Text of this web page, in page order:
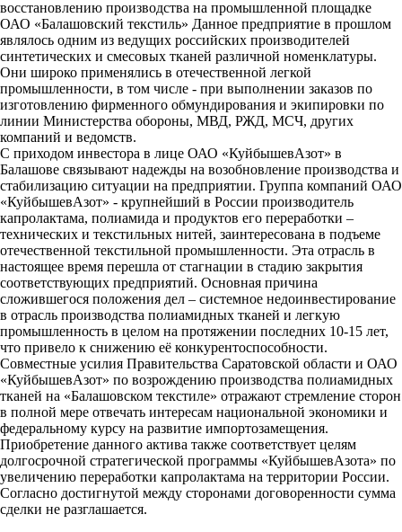
восстановлению производства на промышленной площадке
ОАО «Балашовский текстиль» Данное предприятие в прошлом
являлось одним из ведущих российских производителей
синтетических и смесовых тканей различной номенклатуры.
Они широко применялись в отечественной легкой
промышленности, в том числе - при выполнении заказов по
изготовлению фирменного обмундирования и экипировки по
линии Министерства обороны, МВД, РЖД, МСЧ, других
компаний и ведомств.
С приходом инвестора в лице ОАО «КуйбышевАзот» в
Балашове связывают надежды на возобновление производства и
стабилизацию ситуации на предприятии. Группа компаний ОАО
«КуйбышевАзот» - крупнейший в России производитель
капролактама, полиамида и продуктов его переработки –
технических и текстильных нитей, заинтересована в подъеме
отечественной текстильной промышленности. Эта отрасль в
настоящее время перешла от стагнации в стадию закрытия
соответствующих предприятий. Основная причина
сложившегося положения дел – системное недоинвестирование
в отрасль производства полиамидных тканей и легкую
промышленность в целом на протяжении последних 10-15 лет,
что привело к снижению её конкурентоспособности.
Совместные усилия Правительства Саратовской области и ОАО
«КуйбышевАзот» по возрождению производства полиамидных
тканей на «Балашовском текстиле» отражают стремление сторон
в полной мере отвечать интересам национальной экономики и
федеральному курсу на развитие импортозамещения.
Приобретение данного актива также соответствует целям
долгосрочной стратегической программы «КуйбышевАзота» по
увеличению переработки капролактама на территории России.
Согласно достигнутой между сторонами договоренности сумма
сделки не разглашается.